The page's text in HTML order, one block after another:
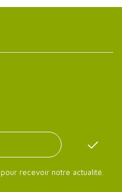
recevoir notre actualité.